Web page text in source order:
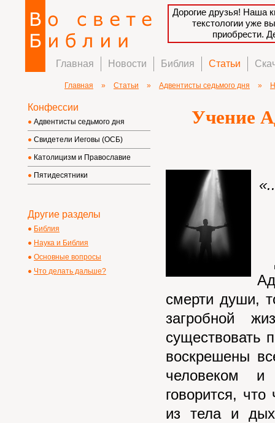
Дорогие друзья! Наша
текстологии уже
приобрести.
Главная Новости Библия Статьи
Главная » Статьи » Адвентисты седьмого дня »
Учение
смерти души,
загробной
существовать
воскрешены
человеком и
говорится,
из тела и
Конфессии
Адвентисты седьмого дня
Свидетели Иеговы (ОСБ)
Католицизм и Православие
Пятидесятники
Другие разделы
Библия
Наука и Библия
Основные вопросы
Что делать дальше?